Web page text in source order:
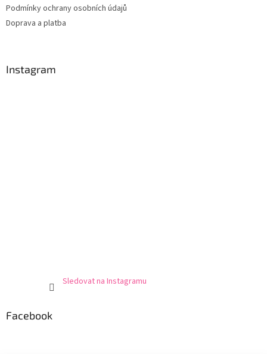
Podmínky ochrany osobních údajů
Doprava a platba
Instagram
Sledovat na Instagramu
Facebook